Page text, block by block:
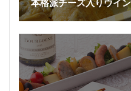
本格派チーズ入りウイ